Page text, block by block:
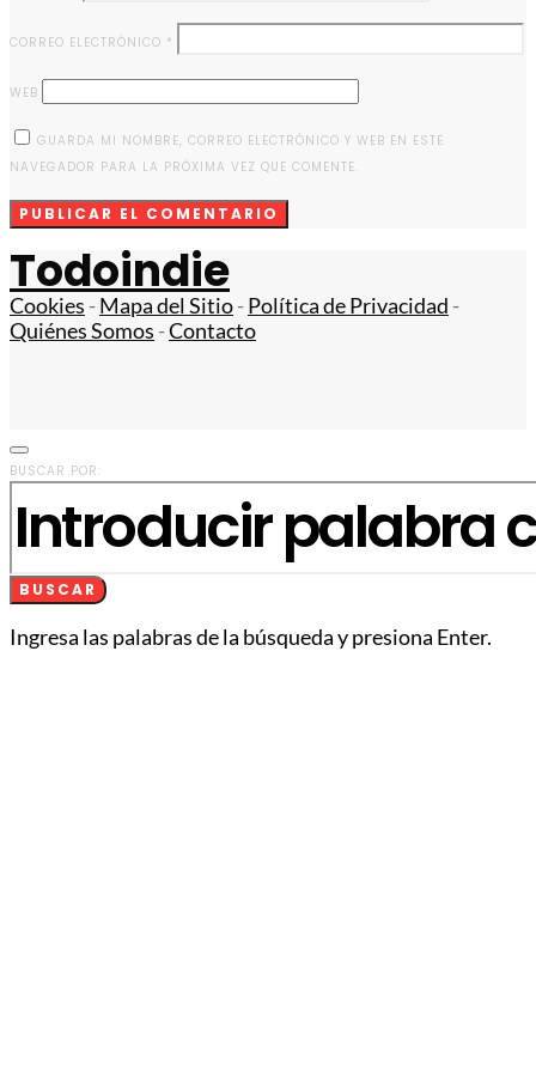
CORREO ELECTRÓNICO *
WEB
GUARDA MI NOMBRE, CORREO ELECTRÓNICO Y WEB EN ESTE
NAVEGADOR PARA LA PRÓXIMA VEZ QUE COMENTE.
Todoindie
Cookies -Mapa del Sitio-Política de Privacidad -
Quiénes Somos -Contacto
BUSCAR POR:
BUSCAR
Ingresa las palabras de la búsqueda y presiona Enter.